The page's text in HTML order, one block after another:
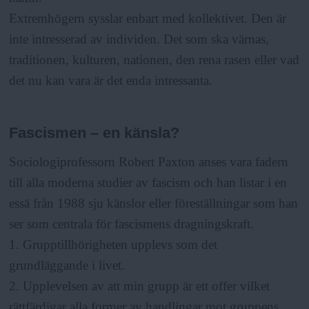
Extremhögern sysslar enbart med kollektivet. Den är
inte intresserad av individen. Det som ska värnas,
traditionen, kulturen, nationen, den rena rasen eller vad
det nu kan vara är det enda intressanta.
Fascismen – en känsla?
Sociologiprofessorn Robert Paxton anses vara fadern
till alla moderna studier av fascism och han listar i en
essä från 1988 sju känslor eller föreställningar som han
ser som centrala för fascismens dragningskraft.
1. Grupptillhörigheten upplevs som det
grundläggande i livet.
2. Upplevelsen av att min grupp är ett offer vilket